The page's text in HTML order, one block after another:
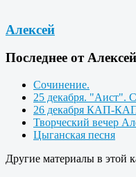
Алексей
Последнее от Алексей
Сочинение.
25 декабря. "Аист".
26 декабря КАП-
Творческий вечер
Цыганская песня
Другие материалы в этой